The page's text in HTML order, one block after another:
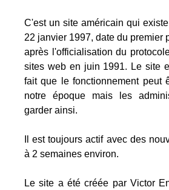
C'est un site américain qui
22 janvier 1997, date du premier
après l'officialisation du
sites web en juin 1991. Le site
fait que le fonctionnement peut
notre époque mais les
garder ainsi.
Il est toujours actif avec des
à 2 semaines environ.
Le site a été créée par Victor